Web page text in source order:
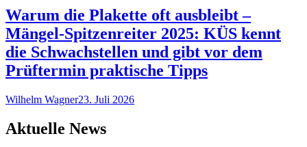
Warum die Plakette oft ausbleibt –
Mängel-Spitzenreiter 2025: KÜS kennt
die Schwachstellen und gibt vor dem
Prüftermin praktische Tipps
Wilhelm Wagner23. Juli 2026
Aktuelle News